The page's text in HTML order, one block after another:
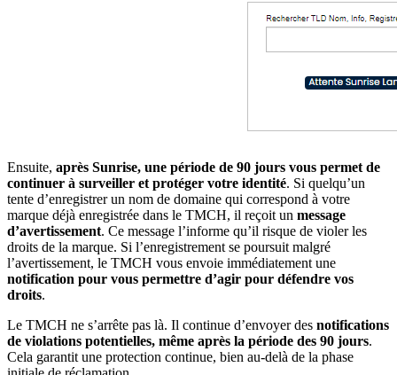
Ensuite, après Sunrise, une période de 90 jours vous permet de
continuer à surveiller et protéger votre identité. Si quelqu’un
tente d’enregistrer un nom de domaine qui correspond à votre
marque déjà enregistrée dans le TMCH, il reçoit un message
d’avertissement. Ce message l’informe qu’il risque de violer les
droits de la marque. Si l’enregistrement se poursuit malgré
l’avertissement, le TMCH vous envoie immédiatement une
notification pour vous permettre d’agir pour défendre vos
droits.
Le TMCH ne s’arrête pas là. Il continue d’envoyer des notifications
de violations potentielles, même après la période des 90 jours.
Cela garantit une protection continue, bien au-delà de la phase